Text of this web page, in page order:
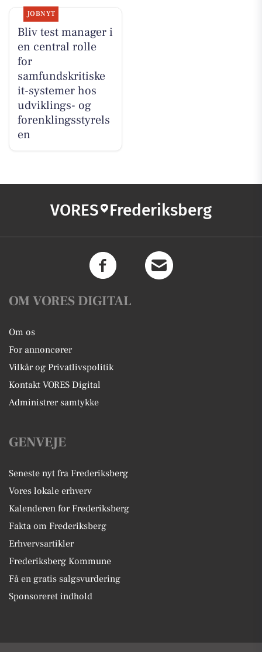
JOBNYT
Bliv test manager i
en central rolle
for
samfundskritiske
it-systemer hos
udviklings- og
forenklingsstyrels
en
VORES Frederiksberg
OM VORES DIGITAL
Om os
For annoncører
Vilkår og Privatlivspolitik
Kontakt VORES Digital
Administrer samtykke
GENVEJE
Seneste nyt fra Frederiksberg
Vores lokale erhverv
Kalenderen for Frederiksberg
Fakta om Frederiksberg
Erhvervsartikler
Frederiksberg Kommune
Få en gratis salgsvurdering
Sponsoreret indhold